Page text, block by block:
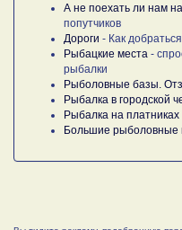
А не поехать ли нам на
попутчиков
Дороги - Как
Рыбацкие места -
рыбалки
Рыболовные базы.
Рыбалка в городской
Рыбалка на платниках
Большие рыболовные